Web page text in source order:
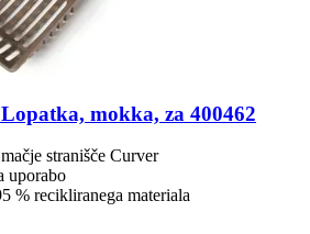
Lopatka, mokka, za 400462
stranišče Curver
uporabo
% recikliranega materiala